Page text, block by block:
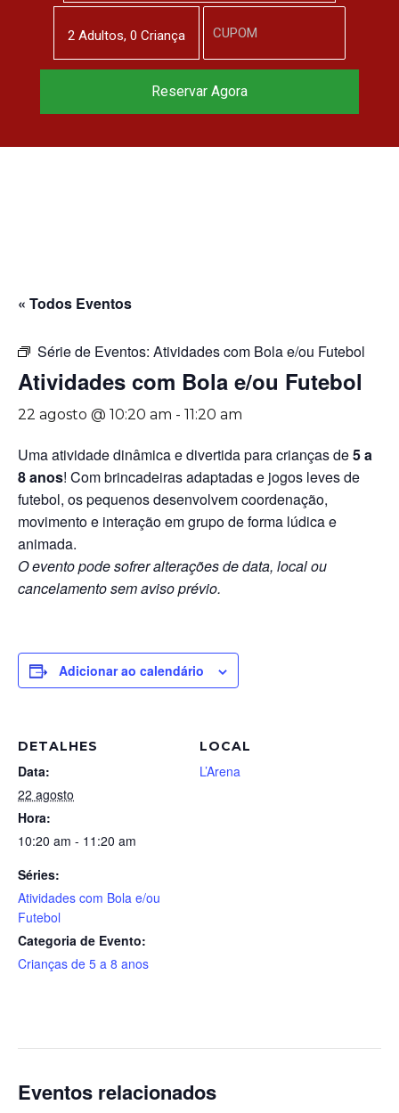
« Todos Eventos
Série de Eventos: Atividades com Bola e/ou Futebol
Atividades com Bola e/ou Futebol
22 agosto @ 10:20 am - 11:20 am
Uma atividade dinâmica e divertida para crianças de5 a
8 anos! Com brincadeiras adaptadas e jogos leves de
futebol, os pequenos desenvolvem coordenação,
movimento e interação em grupo de forma lúdica e
animada.
O evento pode sofrer alterações de data, local ou
cancelamento sem aviso prévio.
Adicionar ao calendário
DETALHES
Data:
22 agosto
Hora:
10:20 am - 11:20 am
Séries:
Atividades com Bola e/ou
Futebol
Categoria de Evento:
Crianças de 5 a 8 anos
LOCAL
L’Arena
Eventos relacionados
2 Adultos, 0 Criança
Reservar Agora